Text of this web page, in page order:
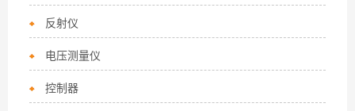
反射仪
电压测量仪
控制器